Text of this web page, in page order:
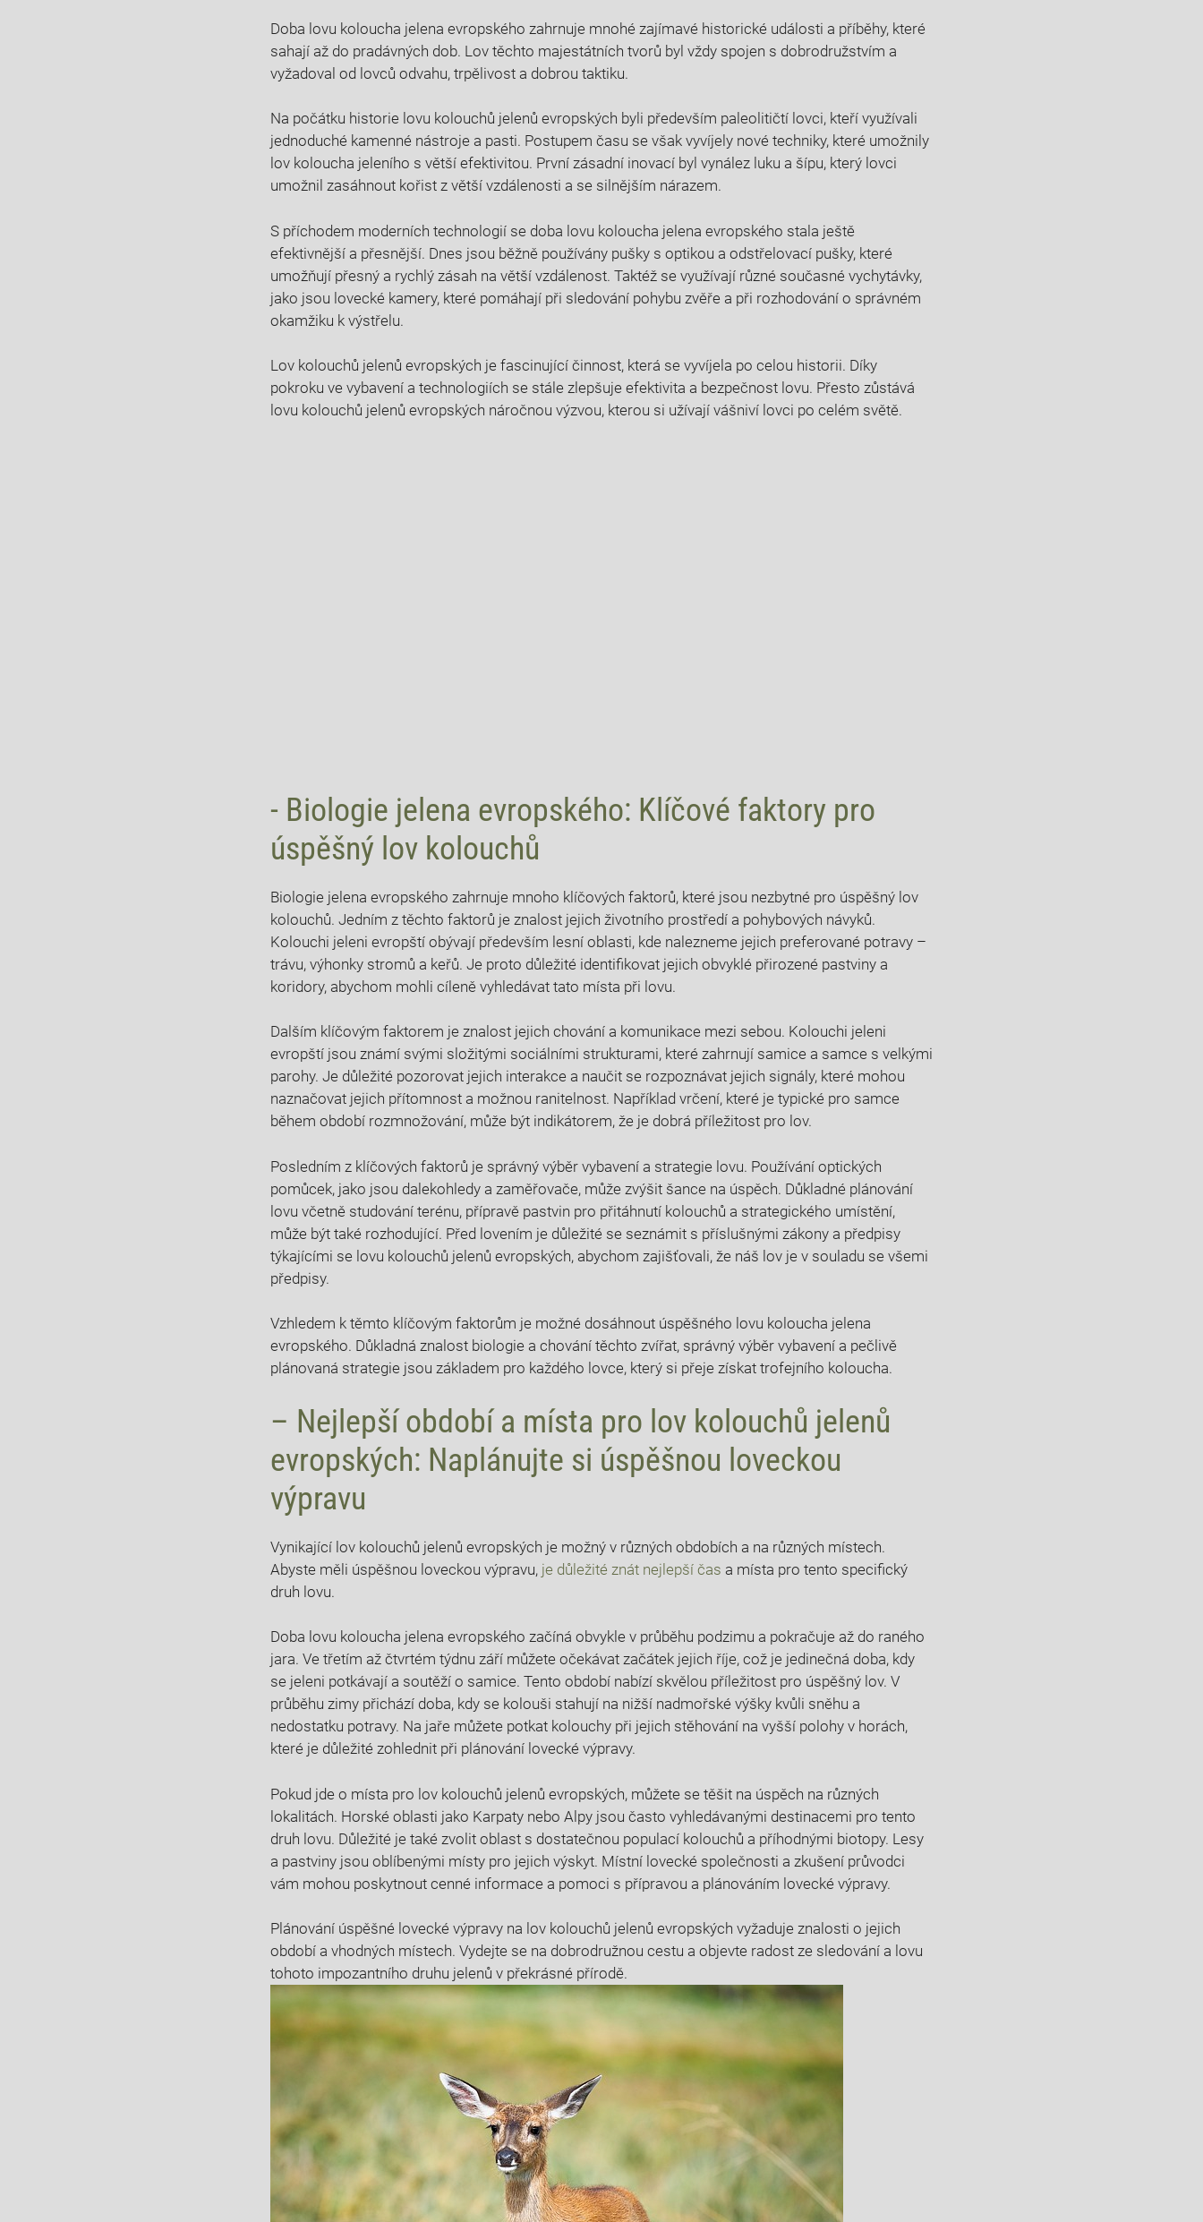
Doba ⁤lovu koloucha ‍jelena evropského zahrnuje mnohé zajímavé historické události a příběhy, které​
sahají až ‍do⁣ pradávných dob.⁤ Lov těchto majestátních tvorů byl vždy spojen s dobrodružstvím a
vyžadoval⁤ od lovců odvahu, trpělivost a ‌dobrou taktiku.
Na ⁤počátku historie lovu kolouchů⁤ jelenů ‍evropských byli především paleolitičtí lovci, kteří využívali
jednoduché kamenné nástroje a ⁣pasti. Postupem času se však vyvíjely nové‌ techniky,‌ které umožnily
lov ‌koloucha jeleního s větší⁣ efektivitou. První zásadní ‌inovací byl ⁤vynález‌ luku a šípu, ​který ⁤lovci
⁣umožnil zasáhnout ‌kořist z větší ‌vzdálenosti⁣ a se⁤ silnějším nárazem.
S ‍příchodem​ moderních technologií se ‌doba lovu​ koloucha jelena evropského⁢ stala⁤ ještě⁤
efektivnější a přesnější. Dnes jsou běžně používány pušky s optikou a odstřelovací pušky,‌ které
umožňují přesný ⁣a ⁢rychlý zásah na větší vzdálenost. Taktéž se využívají různé současné vychytávky,
jako jsou lovecké kamery, které pomáhají při sledování pohybu zvěře‍ a ⁢při rozhodování‍ o‍ správném
okamžiku​ k výstřelu.
Lov kolouchů jelenů ⁢evropských⁤ je fascinující činnost, která se ⁢vyvíjela po‍ celou⁣ historii. Díky
‌pokroku ve vybavení a technologiích se stále zlepšuje efektivita ⁢a bezpečnost lovu.​ Přesto zůstává
lovu kolouchů jelenů evropských náročnou⁢ výzvou, kterou ​si ⁣užívají vášniví ‍lovci po ⁢celém světě.
-⁣ Biologie jelena ‌evropského: Klíčové faktory⁢ pro
⁣úspěšný lov​ kolouchů
Biologie jelena ‌evropského zahrnuje⁣ mnoho‍ klíčových faktorů, které jsou⁣ nezbytné pro úspěšný⁢ lov
kolouchů. ‌Jedním z těchto ‍faktorů je znalost jejich životního prostředí a pohybových návyků.
Kolouchi jeleni⁤ evropští obývají především ⁤lesní‌ oblasti, kde nalezneme⁣ jejich preferované potravy‌ –
trávu, výhonky stromů a keřů. Je⁤ proto⁤ důležité identifikovat jejich obvyklé přirozené⁣ pastviny a
koridory, abychom mohli⁢ cíleně vyhledávat tato místa při ‍lovu.
Dalším klíčovým⁣ faktorem je znalost jejich chování⁢ a komunikace mezi sebou. Kolouchi jeleni
evropští jsou známí ‌svými ⁣složitými sociálními strukturami, které ​zahrnují samice​ a samce s ⁣velkými
parohy.⁣ Je důležité pozorovat jejich interakce ​a naučit se rozpoznávat jejich signály, ⁣které mohou
⁤naznačovat‍ jejich přítomnost a možnou ranitelnost. Například vrčení, které je​ typické pro ⁢samce
během období​ rozmnožování, může ‍být indikátorem, že‌ je dobrá příležitost pro lov.
Posledním ‍z klíčových faktorů ‍je⁤ správný výběr vybavení a strategie lovu. Používání optických
pomůcek, jako jsou dalekohledy a zaměřovače, může zvýšit šance ‍na⁣ úspěch. ‌Důkladné plánování​
lovu včetně studování ⁢terénu, přípravě pastvin pro přitáhnutí kolouchů a ⁣strategického umístění,
může být také⁤ rozhodující. Před lovením ⁤je důležité se seznámit s příslušnými ‌zákony ⁤a předpisy⁣
týkajícími se lovu kolouchů jelenů evropských,⁤ abychom zajišťovali, že náš lov je‍ v souladu se všemi
předpisy.
Vzhledem ​k těmto klíčovým faktorům je možné dosáhnout​ úspěšného ​lovu ‍koloucha‌ jelena
evropského. Důkladná znalost biologie a chování těchto zvířat, správný výběr vybavení a pečlivě
plánovaná strategie jsou ⁣základem pro ​každého lovce, který si ⁤přeje ⁤získat‌ trofejního koloucha.
– ‍Nejlepší⁣ období a ⁢místa pro ⁣lov kolouchů jelenů
evropských: Naplánujte si ⁢úspěšnou loveckou
⁤výpravu
Vynikající lov kolouchů jelenů evropských je možný ​v různých obdobích a na různých místech.
Abyste‍ měli úspěšnou​ loveckou výpravu, je důležité znát nejlepší čas a ⁣místa pro ⁢tento ⁣specifický
druh lovu.
Doba ​lovu koloucha jelena evropského začíná ⁢obvykle v průběhu podzimu a pokračuje⁢ až do raného​
jara. Ve třetím až čtvrtém ‍týdnu​ září můžete ​očekávat začátek jejich říje, což je jedinečná doba,⁤ kdy
se ⁣jeleni potkávají a soutěží o samice. Tento období ‍nabízí ‍skvělou příležitost​ pro úspěšný‍ lov. V
průběhu zimy přichází doba, kdy se kolouši stahují na nižší nadmořské výšky kvůli sněhu a
⁣nedostatku ‌potravy. Na jaře můžete potkat kolouchy při jejich stěhování na vyšší polohy v horách,
které je ⁣důležité zohlednit ​při plánování lovecké výpravy.
Pokud jde‌ o místa pro lov​ kolouchů jelenů evropských, můžete se těšit na úspěch na‍ různých
lokalitách. Horské‍ oblasti ‍jako ‍Karpaty ‍nebo Alpy jsou často vyhledávanými destinacemi pro tento
druh lovu. ‌Důležité je‍ také⁢ zvolit⁣ oblast ​s dostatečnou populací kolouchů a příhodnými biotopy. Lesy
a ​pastviny jsou⁣ oblíbenými místy pro jejich‌ výskyt. Místní lovecké společnosti a zkušení průvodci‌
vám mohou poskytnout cenné​ informace a⁤ pomoci s přípravou a plánováním lovecké výpravy.
Plánování úspěšné lovecké‍ výpravy na lov kolouchů⁢ jelenů evropských vyžaduje znalosti o jejich
období​ a vhodných ‌místech. Vydejte se‍ na⁢ dobrodružnou‍ cestu a⁢ objevte radost ze sledování a lovu
tohoto impozantního druhu jelenů v ‌překrásné přírodě.